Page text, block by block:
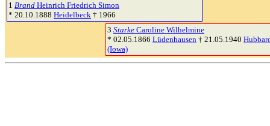
1 Brand Heinrich Friedrich Simon
* 20.10.1888 Heidelbeck † 1966
3 Starke Caroline Wilhelmine
* 02.05.1866 Lüdenhausen † 21.05.1940
(Iowa)